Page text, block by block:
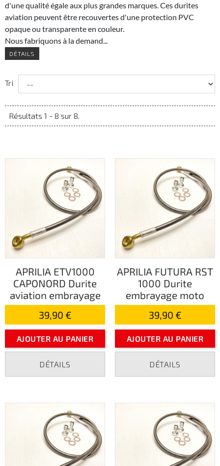
d'une qualité égale aux plus grandes marques. Ces durites
aviation peuvent être recouvertes d'une protection PVC
opaque ou transparente en couleur.
Nous fabriquons à la demand...
DÉTAILS
Tri
Résultats 1 - 8 sur 8.
APRILIA ETV1000
CAPONORD Durite
aviation embrayage
39,90 €
AJOUTER AU PANIER
DÉTAILS
APRILIA FUTURA RST
1000 Durite
embrayage moto
39,90 €
AJOUTER AU PANIER
DÉTAILS